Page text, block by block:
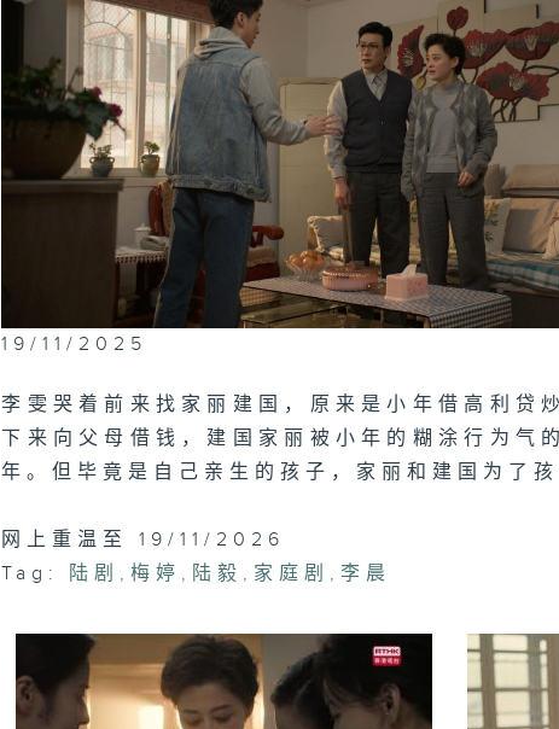
第三十
和妈妈美
突
第三十一
氏卧病
第三十集
服装店
和准亲
小年的
19/11/2025
李雯哭着前来找家丽建国，原来是小年借高利贷
下来向父母借钱，建国家丽被小年的糊涂行为气
年。但毕竟是自己亲生的孩子，家丽和建国为了
网上重温至 19/11/2026
Tag:
陆剧 ,梅婷 , 陆毅 , 家庭剧 ,李晨